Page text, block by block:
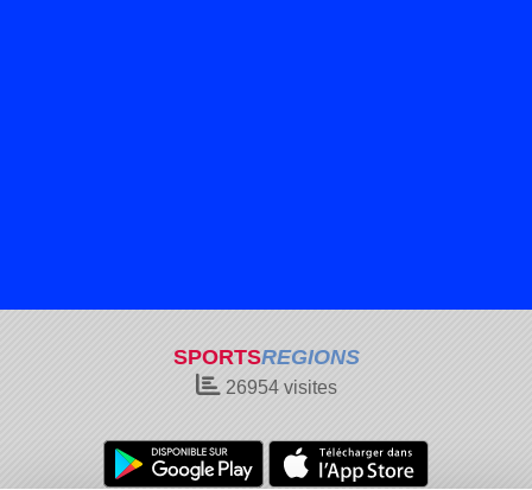
SPORTSREGIONS
26954visites